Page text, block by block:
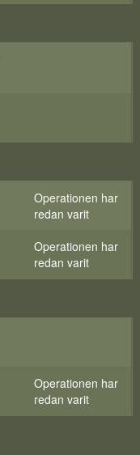
Operationen har
redan varit
Operationen har
redan varit
Operationen har
redan varit